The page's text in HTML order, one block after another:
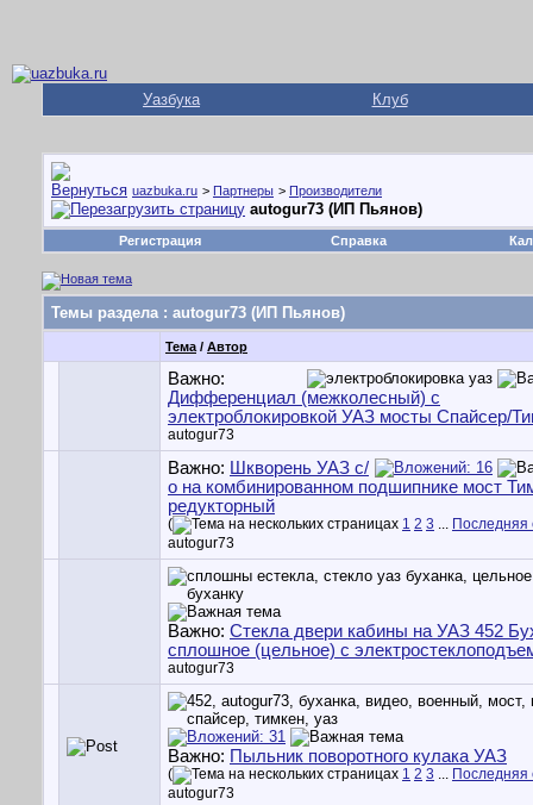
Уазбука Клуб
uazbuka.ru > Партнеры > Производители
autogur73 (ИП Пьянов)
Регистрация Справка
Темы раздела: autogur73 (ИП Пьянов)
Тема / Автор
Важно:
Дифференциал (межколесный) с
электроблокировкой УАЗ мосты Спайсер/
autogur73
Важно: Шкворень УАЗ с/
о на комбинированном подшипнике мост
редукторный
( 1 2 3 ... Последняя
autogur73
Важно: Стекла двери кабины на УАЗ 452
сплошное (цельное) с
autogur73
Важно: Пыльник поворотного кулака УАЗ
( 1 2 3 ... Последняя
autogur73